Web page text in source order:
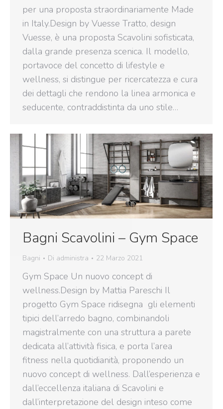
per una proposta straordinariamente Made
in Italy.Design by Vuesse Tratto, design
Vuesse, è una proposta Scavolini sofisticata,
dalla grande presenza scenica. Il modello,
portavoce del concetto di lifestyle e
wellness, si distingue per ricercatezza e cura
dei dettagli che rendono la linea armonica e
seducente, contraddistinta da uno stile…
Bagni Scavolini – Gym Space
Bagni Di administra 22 Marzo 2021
Gym Space Un nuovo concept di
wellness.Design by Mattia Pareschi Il
progetto Gym Space ridisegna gli elementi
tipici dell’arredo bagno, combinandoli
magistralmente con una struttura a parete
dedicata all’attività fisica, e porta l’area
fitness nella quotidianità, proponendo un
nuovo concept di wellness. Dall’esperienza e
dall’eccellenza italiana di Scavolini e
dall’interpretazione del design inteso come